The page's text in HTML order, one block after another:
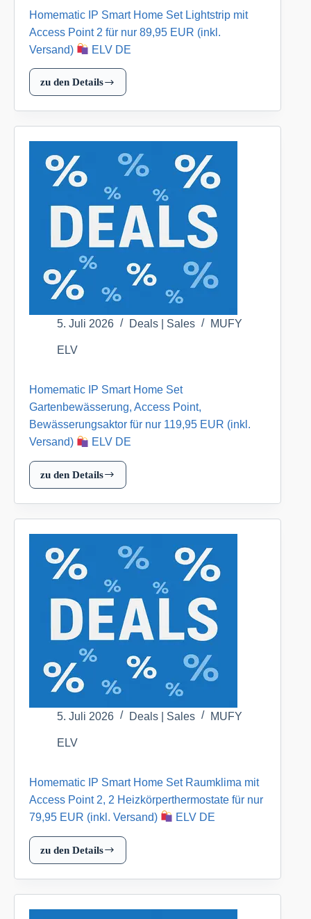
79,95
EUR
(inkl.
ELV
DE
Homematic IP Smart Home Set Lightstrip mit
Access Point 2 für nur 89,95 EUR (inkl.
Versand)
ELV DE
zu den Details
Homematic
Home
Set
Lightstrip
mit
Access
Point
2
für
nur
89,95
(inkl.
DE
5. Juli 2026 Deals | Sales MUFY
ELV
Homematic IP Smart Home Set
Gartenbewässerung, Access Point,
Bewässerungsaktor für nur 119,95 EUR (inkl.
Versand)
ELV DE
zu den Details
Homematic
Home
Set
Gartenbewässerung,
Access
Point,
Bewässerungsaktor
für
nur
119,95
EUR
Versand)
5. Juli 2026 Deals | Sales MUFY
ELV
Homematic IP Smart Home Set Raumklima mit
Access Point 2, 2 Heizkörperthermostate für nur
79,95 EUR (inkl. Versand)
ELV DE
zu den Details
Homematic
Home